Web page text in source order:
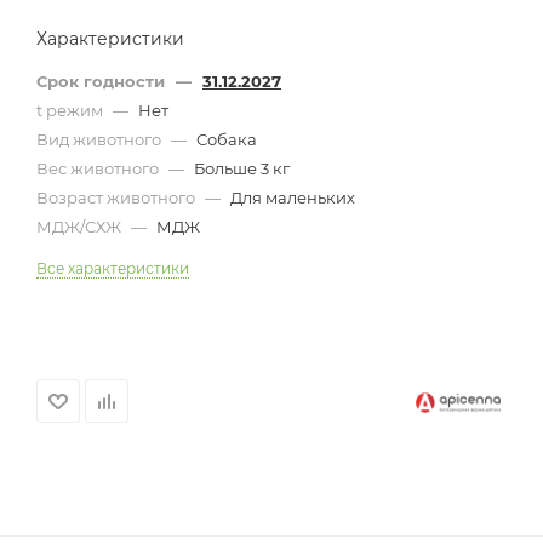
Характеристики
Срок годности — 31.12.2027
t режим — Нет
Вид животного — Собака
Вес животного — Больше 3 кг
Возраст животного — Для маленьких
МДЖ/СХЖ — МДЖ
Все характеристики